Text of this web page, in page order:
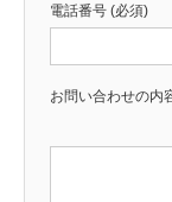
電話番号 (必須)
お問い合わせの内